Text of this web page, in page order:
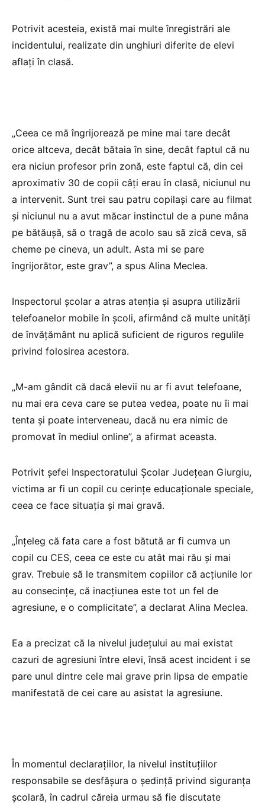
Potrivit acesteia, există mai multe înregistrări ale
incidentului, realizate din unghiuri diferite de elevi
aflați în clasă.
„Ceea ce mă îngrijorează pe mine mai tare decât
orice altceva, decât bătaia în sine, decât faptul că nu
era niciun profesor prin zonă, este faptul că, din cei
aproximativ 30 de copii câți erau în clasă, niciunul nu
a intervenit. Sunt trei sau patru copilași care au filmat
și niciunul nu a avut măcar instinctul de a pune mâna
pe bătăușă, să o tragă de acolo sau să zică ceva, să
cheme pe cineva, un adult. Asta mi se pare
îngrijorător, este grav”, a spus Alina Meclea.
Inspectorul școlar a atras atenția și asupra utilizării
telefoanelor mobile în școli, afirmând că multe unități
de învățământ nu aplică suficient de riguros regulile
privind folosirea acestora.
„M-am gândit că dacă elevii nu ar fi avut telefoane,
nu mai era ceva care se putea vedea, poate nu îi mai
tenta și poate interveneau, dacă nu era nimic de
promovat în mediul online”, a afirmat aceasta.
Potrivit șefei Inspectoratului Școlar Județean Giurgiu,
victima ar fi un copil cu cerințe educaționale speciale,
ceea ce face situația și mai gravă.
„Înțeleg că fata care a fost bătută ar fi cumva un
copil cu CES, ceea ce este cu atât mai rău și mai
grav. Trebuie să le transmitem copiilor că acțiunile lor
au consecințe, că inacțiunea este tot un fel de
agresiune, e o complicitate”, a declarat Alina Meclea.
Ea a precizat că la nivelul județului au mai existat
cazuri de agresiuni între elevi, însă acest incident i se
pare unul dintre cele mai grave prin lipsa de empatie
manifestată de cei care au asistat la agresiune.
În momentul declarațiilor, la nivelul instituțiilor
responsabile se desfășura o ședință privind siguranța
școlară, în cadrul căreia urmau să fie discutate